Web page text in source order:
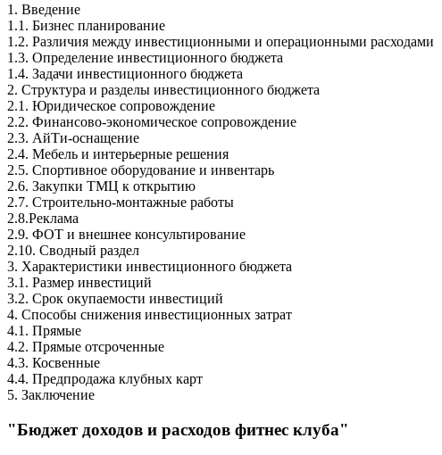
1. Введение
1.1. Бизнес планирование
1.2. Различия между инвестиционными и операционными расходами
1.3. Определение инвестиционного бюджета
1.4. Задачи инвестиционного бюджета
2. Структура и разделы инвестиционного бюджета
2.1. Юридическое сопровождение
2.2. Финансово-экономическое сопровождение
2.3. АйТи-оснащение
2.4. Мебель и интерьерные решения
2.5. Спортивное оборудо­вание и инвентарь
2.6. Закупки ТМЦ к открытию
2.7. Строительно-монтажные работы
2.8.Реклама
2.9. ФОТ и внешнее консультирование
2.10. Сводный раздел
3. Характеристики инвестиционного бюджета
3.1. Размер инвестиций
3.2. Срок окупаемости инвестиций
4. Способы снижения инвестиционных затрат
4.1. Прямые
4.2. Прямые отсроченные
4.3. Косвенные
4.4. Предпродажа клубных карт
5. Заключение
"Бюджет доходов и расходов фитнес клуба"